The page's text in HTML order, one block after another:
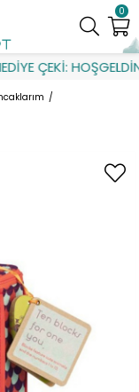
ÇEKİ: HOŞGELDİN
0